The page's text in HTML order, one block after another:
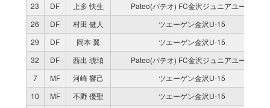
23
DF 上多 快生
Pateo(パテオ) FC金沢ジュニアユース
26
DF 村田 健人
ツエーゲン金沢U-15
29
DF 岡本 翼
ツエーゲン金沢U-15
32
DF 西出 琥珀
Pateo(パテオ) FC金沢ジュニアユース
7
MF 河崎 響己
ツエーゲン金沢U-15
10
MF 不野 優聖
ツエーゲン金沢U-15